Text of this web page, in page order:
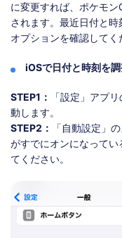
に変更すれば、ポケモ
されます。最近日付と
オプションを確認してく
iOSで日付と時刻を
STEP1：
「設定」アプ
動します。
STEP2：
「自動設定」
がすでにオンになって
てください。